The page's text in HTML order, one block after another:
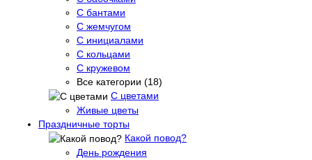
С бантами
С жемчугом
С инициалами
С кольцами
С кружевом
Все категории (18)
С цветами
Живые цветы
Праздничные торты
Какой повод?
День рождения